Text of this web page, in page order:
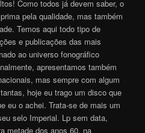
Como todos já devem saber, o
pela qualidade, mas também
Temos aqui todo tipo de
e publicações das mais
ao universo fonográfico
apresentamos também
mas sempre com algum
hoje eu trago um disco que
eu o achei. Trata-se de mais um
selo Imperial. Lp sem data,
metade dos anos 60, na